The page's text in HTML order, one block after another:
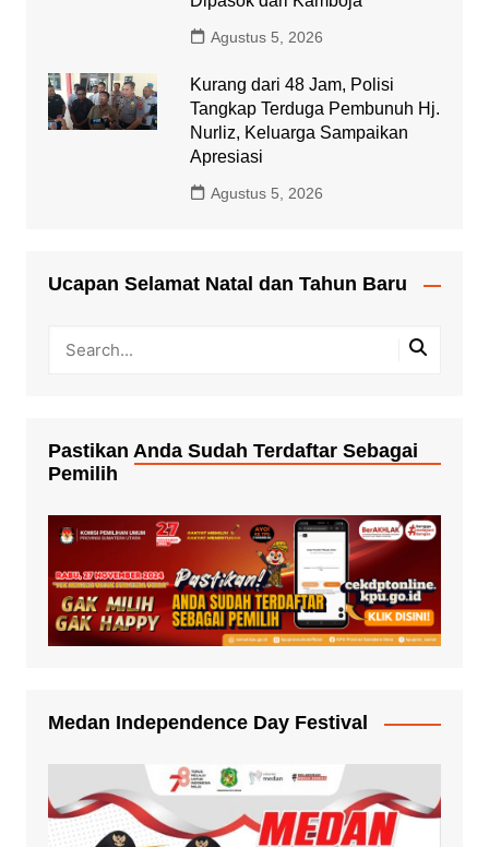
Agustus 5, 2026
Kurang dari 48 Jam, Polisi
Tangkap Terduga Pembunuh Hj.
Nurliz, Keluarga Sampaikan
Apresiasi
Agustus 5, 2026
Ucapan Selamat Natal dan Tahun Baru
Pastikan Anda Sudah Terdaftar Sebagai
Pemilih
Medan Independence Day Festival